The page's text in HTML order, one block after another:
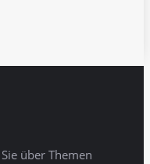
über Themen